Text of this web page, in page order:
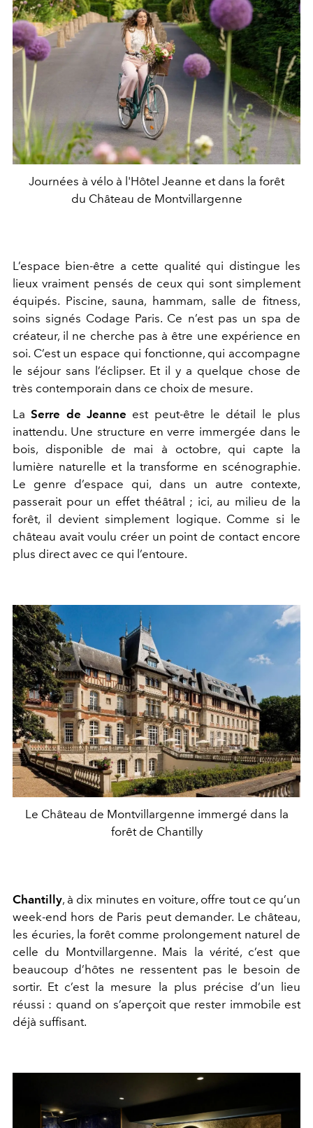
Journées à vélo à l'Hôtel Jeanne et dans la forêt
du Château de Montvillargenne
L’espace bien-être a cette qualité qui distingue les
lieux vraiment pensés de ceux qui sont simplement
équipés. Piscine, sauna, hammam, salle de fitness,
soins signés Codage Paris. Ce n’est pas un spa de
créateur, il ne cherche pas à être une expérience en
soi. C’est un espace qui fonctionne, qui accompagne
le séjour sans l’éclipser. Et il y a quelque chose de
très contemporain dans ce choix de mesure.
LaSerre de Jeanne est peut-être le détail le plus
inattendu. Une structure en verre immergée dans le
bois, disponible de mai à octobre, qui capte la
lumière naturelle et la transforme en scénographie.
Le genre d’espace qui, dans un autre contexte,
passerait pour un effet théâtral ; ici, au milieu de la
forêt, il devient simplement logique. Comme si le
château avait voulu créer un point de contact encore
plus direct avec ce qui l’entoure.
Le Château de Montvillargenne immergé dans la
forêt de Chantilly
Chantilly, à dix minutes en voiture, offre tout ce qu’un
week-end hors de Paris peut demander. Le château,
les écuries, la forêt comme prolongement naturel de
celle du Montvillargenne. Mais la vérité, c’est que
beaucoup d’hôtes ne ressentent pas le besoin de
sortir. Et c’est la mesure la plus précise d’un lieu
réussi : quand on s’aperçoit que rester immobile est
déjà suffisant.